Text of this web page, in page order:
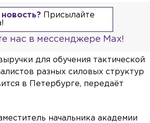
новость?Присылайте
нас в мессенджере Max!
для обучения тактической
разных силовых структур
в Петербурге, передаёт
начальника академии